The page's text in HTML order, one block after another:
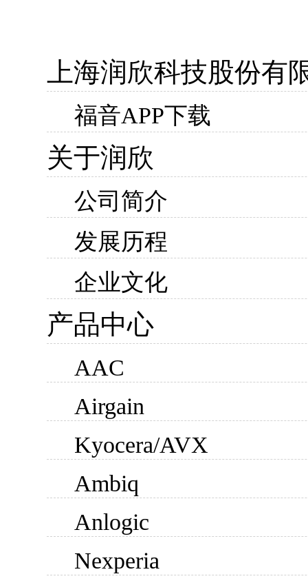
上海润欣科技股份有
福音APP下载
关于润欣
公司简介
发展历程
企业文化
产品中心
AAC
Airgain
Kyocera/AVX
Ambiq
Anlogic
Nexperia